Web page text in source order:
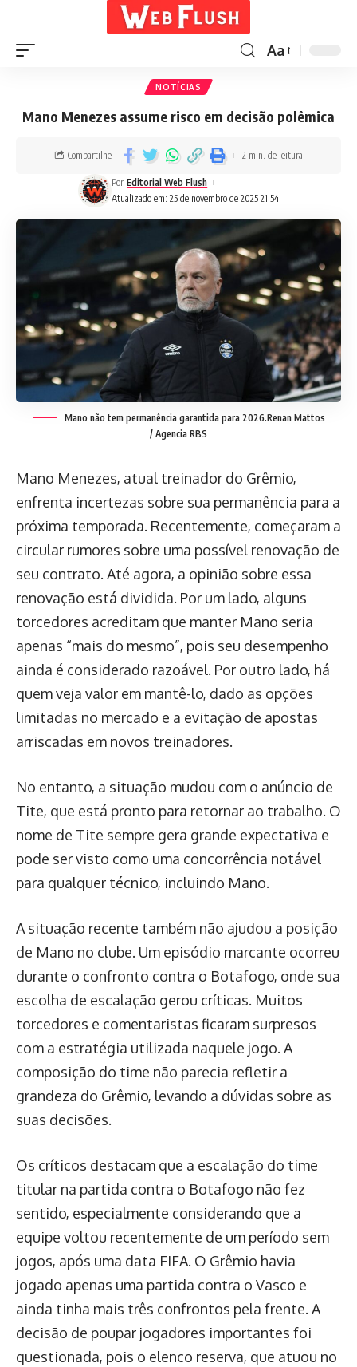
Aa
NOTÍCIAS
Mano Menezes assume risco em decisão polêmica
Atualizado em: 25 de novembro de 2025 21:54
Por Editorial Web Flush
Compartilhe 2 min. de leitura
Mano não tem permanência garantida para 2026.Renan Mattos
/ Agencia RBS
Mano Menezes, atual treinador do Grêmio,
enfrenta incertezas sobre sua permanência para a
próxima temporada. Recentemente, começaram a
circular rumores sobre uma possível renovação de
seu contrato. Até agora, a opinião sobre essa
renovação está dividida. Por um lado, alguns
torcedores acreditam que manter Mano seria
apenas “mais do mesmo”, pois seu desempenho
ainda é considerado razoável. Por outro lado, há
quem veja valor em mantê-lo, dado as opções
limitadas no mercado e a evitação de apostas
arriscadas em novos treinadores.
No entanto, a situação mudou com o anúncio de
Tite, que está pronto para retornar ao trabalho. O
nome de Tite sempre gera grande expectativa e
pode ser visto como uma concorrência notável
para qualquer técnico, incluindo Mano.
A situação recente também não ajudou a posição
de Mano no clube. Um episódio marcante ocorreu
durante o confronto contra o Botafogo, onde sua
escolha de escalação gerou críticas. Muitos
torcedores e comentaristas ficaram surpresos
com a estratégia utilizada naquele jogo. A
composição do time não parecia refletir a
grandeza do Grêmio, levando a dúvidas sobre as
suas decisões.
Os críticos destacam que a escalação do time
titular na partida contra o Botafogo não fez
sentido, especialmente considerando que a
equipe voltou recentemente de um período sem
jogos, após uma data FIFA. O Grêmio havia
jogado apenas uma partida contra o Vasco e
ainda tinha mais três confrontos pela frente. A
decisão de poupar jogadores importantes foi
questionada, pois o elenco reserva, que atuou no